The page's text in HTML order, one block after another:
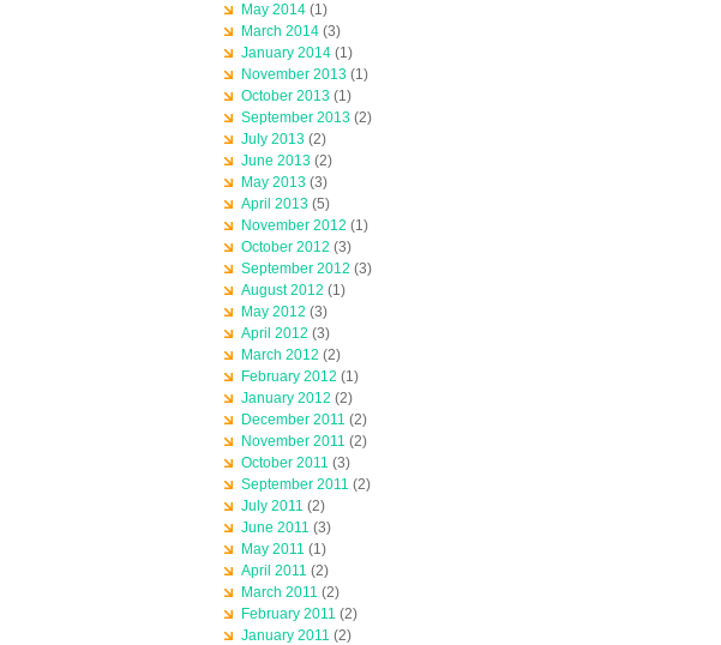
May 2014 (1)
March 2014 (3)
January 2014 (1)
November 2013 (1)
October 2013 (1)
September 2013 (2)
July 2013 (2)
June 2013 (2)
May 2013 (3)
April 2013 (5)
November 2012 (1)
October 2012 (3)
September 2012 (3)
August 2012 (1)
May 2012 (3)
April 2012 (3)
March 2012 (2)
February 2012 (1)
January 2012 (2)
December 2011 (2)
November 2011 (2)
October 2011 (3)
September 2011 (2)
July 2011 (2)
June 2011 (3)
May 2011 (1)
April 2011 (2)
March 2011 (2)
February 2011 (2)
January 2011 (2)